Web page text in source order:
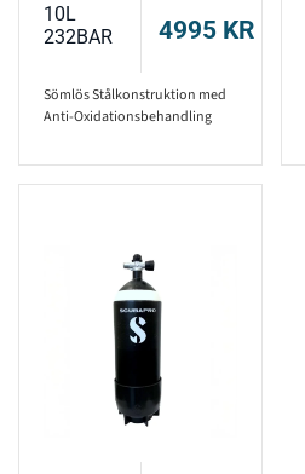
10L
232BAR
4995 KR
Sömlös Stålkonstruktion med
Anti-Oxidationsbehandling